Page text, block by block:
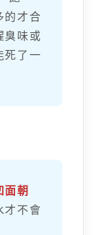
的才合
臭味或
死了一
面朝
才不會